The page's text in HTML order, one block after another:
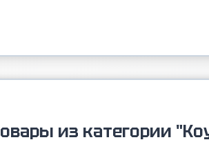
из категории